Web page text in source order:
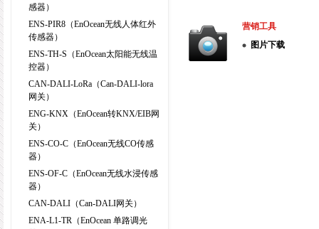
感器）
ENS-PIR8（EnOcean无线人体红外
传感器）
ENS-TH-S（EnOcean太阳能无线温
控器）
CAN-DALI-LoRa（Can-DALI-lora
网关）
ENG-KNX（EnOcean转KNX/EIB网
关）
ENS-CO-C（EnOcean无线CO传感
器）
ENS-OF-C（EnOcean无线水浸传感
器）
CAN-DALI（Can-DALI网关）
ENA-L1-TR（EnOcean 单路调光
营销工具
图片下载